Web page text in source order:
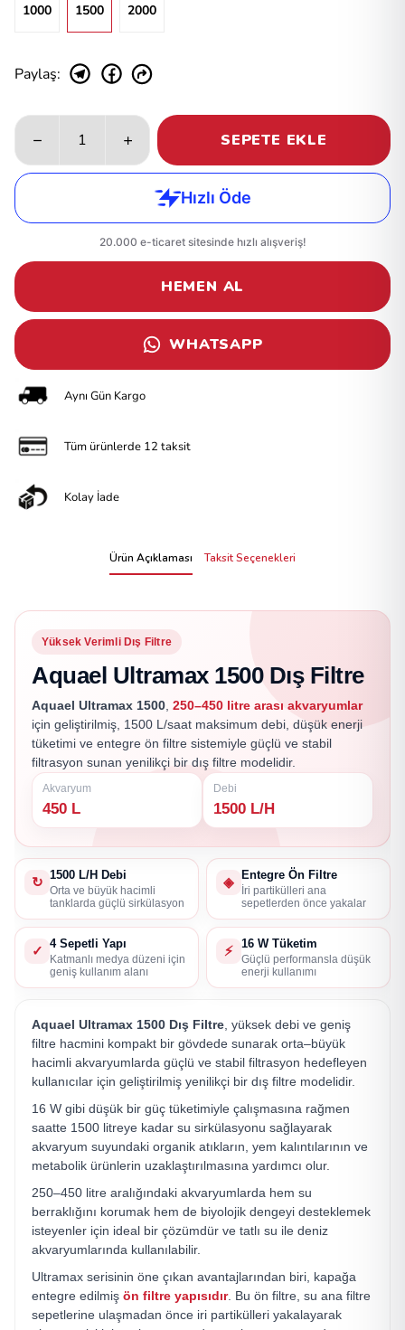
1000 1500 2000
Paylaş:
SEPETE EKLE
HEMEN AL
WHATSAPP
Aynı Gün Kargo
Tüm ürünlerde 12 taksit
Kolay İade
Ürün Açıklaması Taksit Seçenekleri
Yüksek Verimli Dış Filtre
Aquael Ultramax 1500 Dış Filtre
Aquael Ultramax 1500 250–450 litre arası akvaryumlar
için geliştirilmiş, 1500 L/saat maksimum debi, düşük enerji
tüketimi ve entegre ön filtre sistemiyle güçlü ve stabil
filtrasyon sunan yenilikçi bir dış filtre modelidir.
Akvaryum
450 L
Debi
1500 L/H
↻ 1500 L/H Debi
Orta ve büyük hacimli
tanklarda güçlü sirkülasyon
◈ Entegre Ön Filtre
İri partikülleri ana
sepetlerden önce yakalar
✓ 4 Sepetli Yapı
Katmanlı medya düzeni için
geniş kullanım alanı
⚡ 16 W Tüketim
Güçlü performansla düşük
enerji kullanımı
Aquael Ultramax 1500 Dış Filtre , yüksek debi ve geniş
filtre hacmini kompakt bir gövdede sunarak orta–büyük
hacimli akvaryumlarda güçlü ve stabil filtrasyon hedefleyen
kullanıcılar için geliştirilmiş yenilikçi bir dış filtre modelidir.
16 W gibi düşük bir güç tüketimiyle çalışmasına rağmen
saatte 1500 litreye kadar su sirkülasyonu sağlayarak
akvaryum suyundaki organik atıkların, yem kalıntılarının ve
metabolik ürünlerin uzaklaştırılmasına yardımcı olur.
250–450 litre aralığındaki akvaryumlarda hem su
berraklığını korumak hem de biyolojik dengeyi desteklemek
isteyenler için ideal bir çözümdür ve tatlı su ile deniz
akvaryumlarında kullanılabilir.
Ultramax serisinin öne çıkan avantajlarından biri, kapağa
entegre edilmiş ön filtre yapısıdır. Bu ön filtre, su ana filtre
sepetlerine ulaşmadan önce iri partikülleri yakalayarak